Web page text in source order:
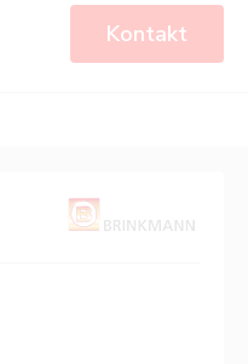
Kontakt